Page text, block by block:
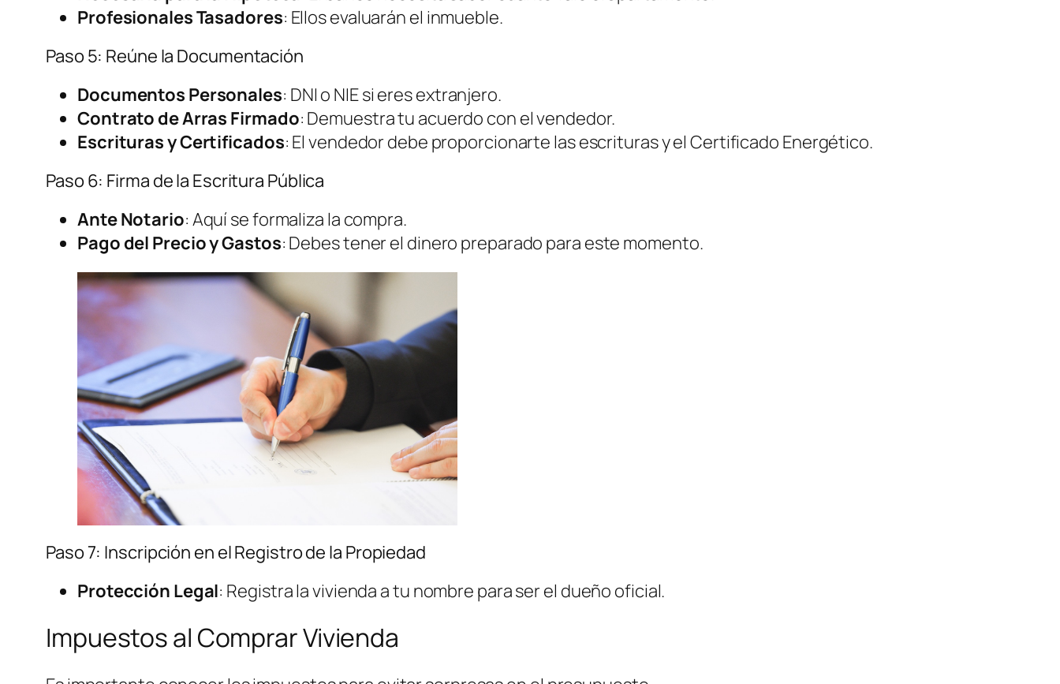
Profesionales Tasadores: Ellos evaluarán el inmueble.
Paso 5: Reúne la Documentación
Documentos Personales: DNI o NIE si eres extranjero.
Contrato de Arras Firmado: Demuestra tu acuerdo con el vendedor.
Escrituras y Certificados: El vendedor debe proporcionarte las escrituras y el Certificado Energético.
Paso 6: Firma de la Escritura Pública
Ante Notario: Aquí se formaliza la compra.
Pago del Precio y Gastos: Debes tener el dinero preparado para este momento.
Paso 7: Inscripción en el Registro de la Propiedad
Protección Legal: Registra la vivienda a tu nombre para ser el dueño oficial.
Impuestos al Comprar Vivienda